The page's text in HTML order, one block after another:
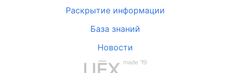
Раскрытие информации
База знаний
Новости